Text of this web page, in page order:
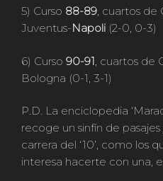
5) Curso 88-89, cuartos de
Juventus-Napoli (2-0, 0-3)
6) Curso 90-91 , cuartos de
Bologna (0-1, 3-1)
P.D. La enciclopedia
recoge un sinfín de
carrera del ‘10’, como los
interesa hacerte con una,